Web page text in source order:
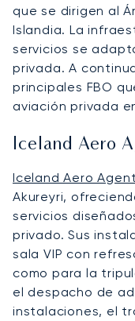
que se dirigen al
Islandia. La
servicios se
privada. A
principales FBO
aviación privada
Iceland Aero
Iceland Aero
Akureyri,
servicios
privado. Sus
sala VIP con
como para la
el despacho de
instalaciones, el